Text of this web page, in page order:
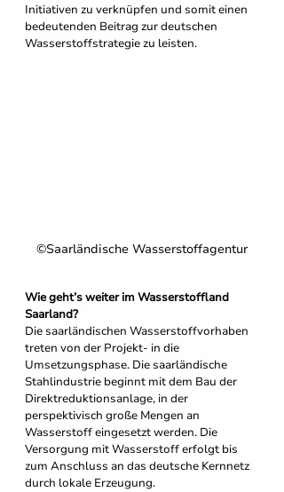
Initiativen zu verknüpfen und somit einen
bedeutenden Beitrag zur deutschen
Wasserstoffstrategie zu leisten.
©Saarländische Wasserstoffagentur
Wie geht’s weiter im Wasserstoffland
Saarland?
Die saarländischen Wasserstoffvorhaben
treten von der Projekt- in die
Umsetzungsphase. Die saarländische
Stahlindustrie beginnt mit dem Bau der
Direktreduktionsanlage, in der
perspektivisch große Mengen an
Wasserstoff eingesetzt werden. Die
Versorgung mit Wasserstoff erfolgt bis
zum Anschluss an das deutsche Kernnetz
durch lokale Erzeugung.